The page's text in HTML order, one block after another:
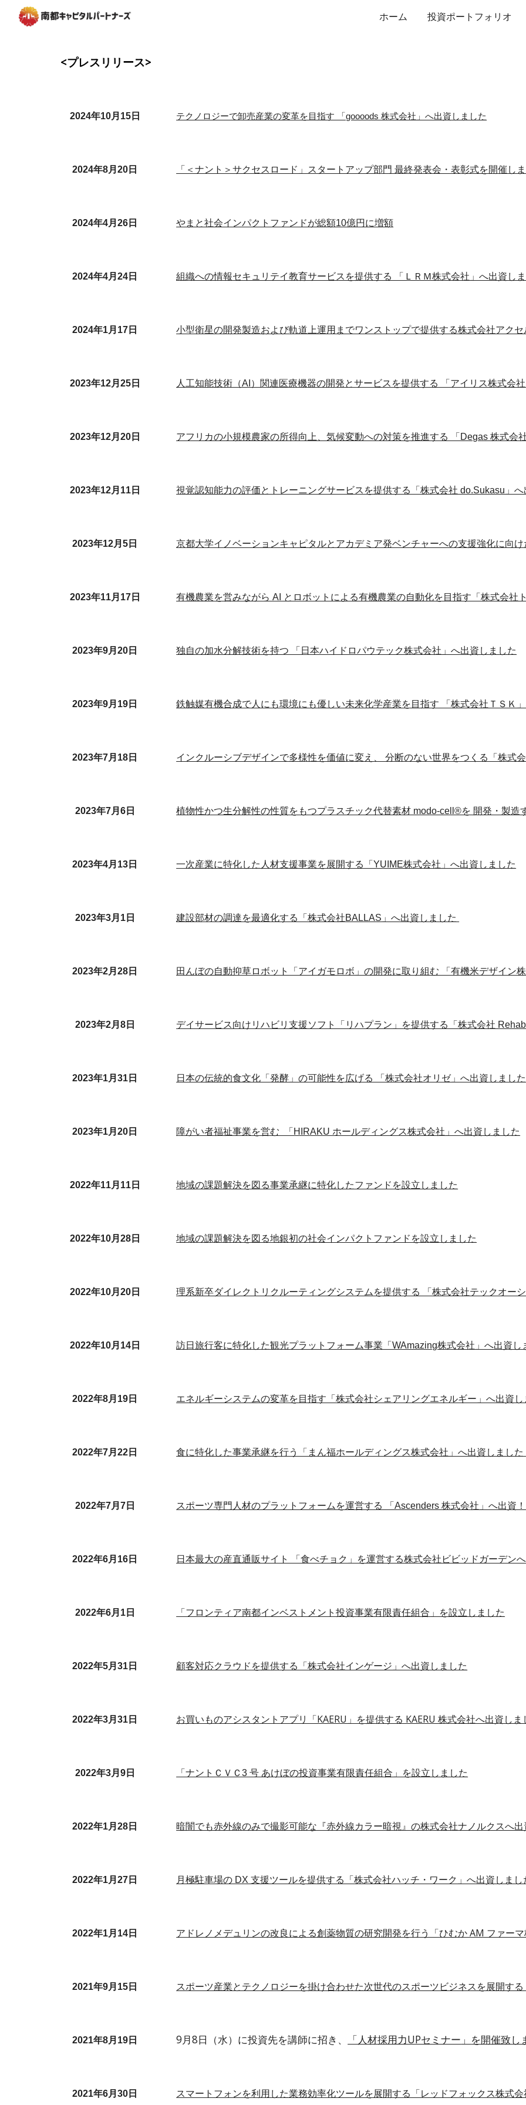
Skip to
ホーム 投資ポートフォリオ
<プレスリリース>
2024年10月 15日 テクノロジーで卸売産業の変革を目指す 「goooods 株式会社」へ出資しました
2024年8月20日 「＜ナント＞サクセスロード」スタートアップ部門 最終発表会・表彰式を開催し
2024年4月26日 やまと社会インパクトファンドが総額10億円に増額
2024年4月24日 組織への情報セキュリテイ教育サービスを提供する 「ＬＲＭ株式会社」へ出資し
2024年1月17日 小型衛星の開発製造および軌道上運用までワンストップで提供する株式会社アク
2023年12月 25日 人工知能技術（AI）関連医療機器の開発とサービスを提供する 「アイリス株式会
2023年12月 20日 アフリカの小規模農家の所得向上、気候変動への対策を推進する 「Degas 株式会
2023年12月11日 視覚認知能力の評価とトレーニングサービスを提供する「株式会社 do.Sukasu」へ
2023年12月5日 京都大学イノベーションキャピタルとアカデミア発ベンチャーへの支援強化に向
2023年11月 17日 有機農業を営みながら AI とロボットによる有機農業の自動化を目指す「株式会社
2023年9月20日 独自の加水分解技術を持つ 「日本ハイドロパウテック株式会社」へ出資しました
2023年9月19 日 鉄触媒有機合成で人にも環境にも優しい未来化学産業を目指す 「株式会社ＴＳＫ
2023年7月18日 インクルーシブデザインで多様性を価値に変え、 分断のない世界をつくる「株式
2023年7月 6日 植物性かつ生分解性の性質をもつプラスチック代替素材 modo-cell®を 開発・製造
2023年4月13日 一次産業に特化した人材支援事業を展開する「YUIME株式会社」へ出資しました
2023年3月1日 建設部材の調達を最適化する「株式会社BALLAS」へ出資しました
2023年2月28 日 田んぼの自動抑草ロボット「アイガモロボ」の開発に取り組む 「有機米デザイン
2023年2月8日 デイサービス向けリハビリ支援ソフト「リハプラン」を提供する「株式会社
2023年1月31 日 日本の伝統的食文化「発酵」の可能性を広げる 「株式会社オリゼ」へ出資しました
2023年1月20日 障がい者福祉事業を営む 「HIRAKU ホールディングス株式会社」へ出資しました
2022年11月11日 地域の課題解決を図る事業承継に特化したファンドを設立しました
2022年10月28日 地域の課題解決を図る地銀初の社会インパクトファンドを設立しました
2022年10月20日 理系新卒ダイレクトリクルーティングシステムを提供する 「株式会社テックオー
2022年10月 14日 訪日旅行客に特化した観光プラットフォーム事業「WAmazing株式会社」へ出資し
2022年8月19日 エネルギーシステムの変革を目指す「株式会社シェアリングエネルギー」へ出資し
2022年7月22 日 食に特化した事業承継を行う「まん福ホールディングス株式会社」へ出資しました
2022年7月7日 スポーツ専門人材のプラットフォームを運営する 「Ascenders 株式会社」へ出資
2022年6月16日 日本最大の産直通販サイト 「食べチョク」を運営する株式会社ビビッドガーデン
2022年6月1日 「フロンティア南都インベストメント投資事業有限責任組合」を設立しました
2022年5月31日 顧客対応クラウドを提供する「株式会社インゲージ」へ出資しました
2022年3月31日 お買いものアシスタントアプリ「KAERU」を提供する KAERU 株式会社へ出資しま
2022年3月9日 「ナントＣＶＣ3 号 あけぼの投資事業有限責任組合」を設立しました
2022年1月28日 暗闇でも赤外線のみで撮影可能な『赤外線カラー暗視』の株式会社ナノルクスへ出
2022年1月27日 月極駐車場の DX 支援ツールを提供する「株式会社ハッチ・ワーク」へ出資しまし
2022年1月14日 アドレノメデュリンの改良による創薬物質の研究開発を行う「ひむか AM ファー
2021年9月15日 スポーツ産業とテクノロジーを掛け合わせた次世代のスポーツビジネスを展開す
2021年8月19日 9月8日（水）に投資先を講師に招き、 「人材採用力UPセミナー 」 を開催致し
2021年6月30日 スマートフォンを利用した業務効率化ツールを展開する「レッドフォックス株式会